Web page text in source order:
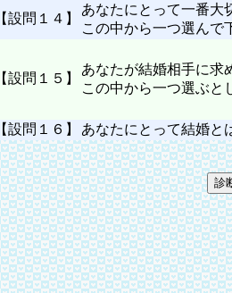
【設問１４】
あなたにとって一番大
この中から一つ選んで
【設問１５】
あなたが結婚相手に求
この中から一つ選ぶと
【設問１６】 あなたにとって結婚と